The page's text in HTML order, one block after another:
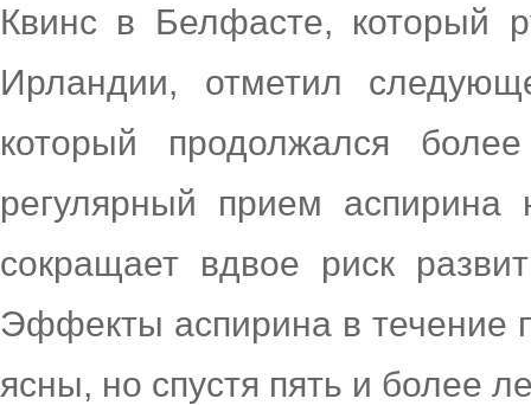
Квинс в Белфасте, который
Ирландии, отметил
который продолжался
регулярный прием аспирина
сокращает вдвое риск
Эффекты аспирина в течение
ясны, но спустя пять и более